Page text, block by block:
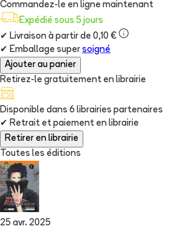
Commandez-le en ligne maintenant
Expédié sous 5 jours
✔ Livraison à partir de 0,10 €
✔ Emballage super soigné
Ajouter au panier
Retirez-le gratuitement en librairie
Disponible dans 6 librairies partenaires
✔ Retrait et paiement en librairie
Retirer en librairie
Toutes les éditions
25 avr. 2025